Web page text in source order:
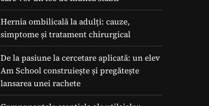
Hernia ombilicală la adulți: cauze,
simptome și tratament chirurgical
De la pasiune la cercetare aplicată: un elev
Am School construiește și pregătește
lansarea unei rachete